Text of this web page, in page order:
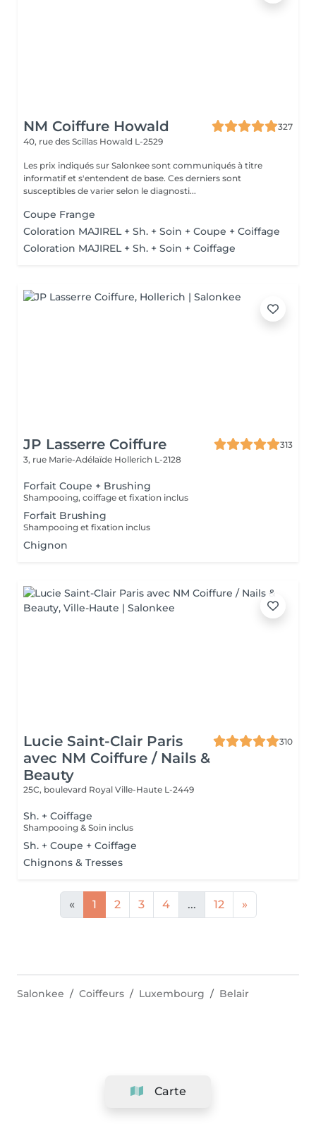
NM Coiffure Howald
327
40, rue des Scillas Howald L-2529
Les prix indiqués sur Salonkee sont communiqués à titre
informatif et s'entendent de base. Ces derniers sont
susceptibles de varier selon le diagnosti...
Coupe Frange
Coloration MAJIREL + Sh. + Soin + Coupe + Coiffage
Coloration MAJIREL + Sh. + Soin + Coiffage
JP Lasserre Coiffure
313
3, rue Marie-Adélaïde Hollerich L-2128
Forfait Coupe + Brushing
Shampooing, coiffage et fixation inclus
Forfait Brushing
Shampooing et fixation inclus
Chignon
Lucie Saint-Clair Paris
avec NM Coiffure / Nails &
Beauty
310
25C, boulevard Royal Ville-Haute L-2449
Sh. + Coiffage
Shampooing & Soin inclus
Sh. + Coupe + Coiffage
Chignons & Tresses
« 1 2 3 4 ... 12 »
Carte
Salonkee Coiffeurs Luxembourg Belair